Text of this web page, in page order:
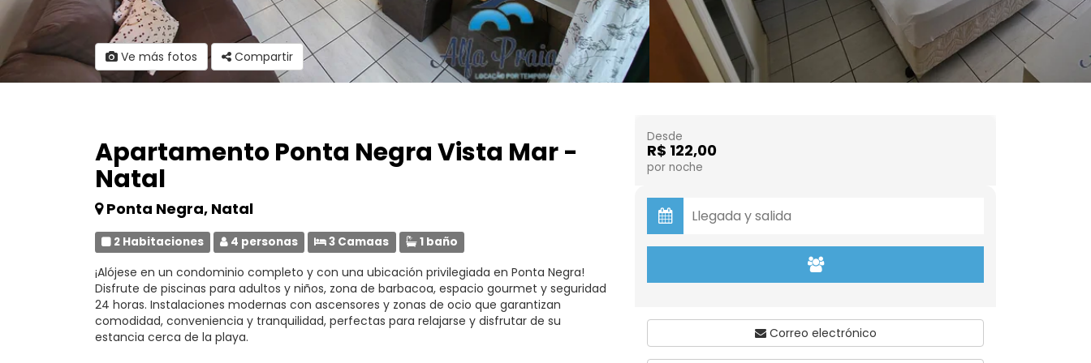
Ve más fotos Compartir
Apartamento Ponta Negra Vista Mar -
Natal
Ponta Negra, Natal
2 Habitaciones 4 personas 3 Camaas 1 baño
¡Alójese en un condominio completo y con una ubicación privilegiada en Ponta Negra!
Disfrute de piscinas para adultos y niños, zona de barbacoa, espacio gourmet y seguridad
24 horas. Instalaciones modernas con ascensores y zonas de ocio que garantizan
comodidad, conveniencia y tranquilidad, perfectas para relajarse y disfrutar de su
estancia cerca de la playa.
Desde
R$ 122,00
por noche
Correo electrónico